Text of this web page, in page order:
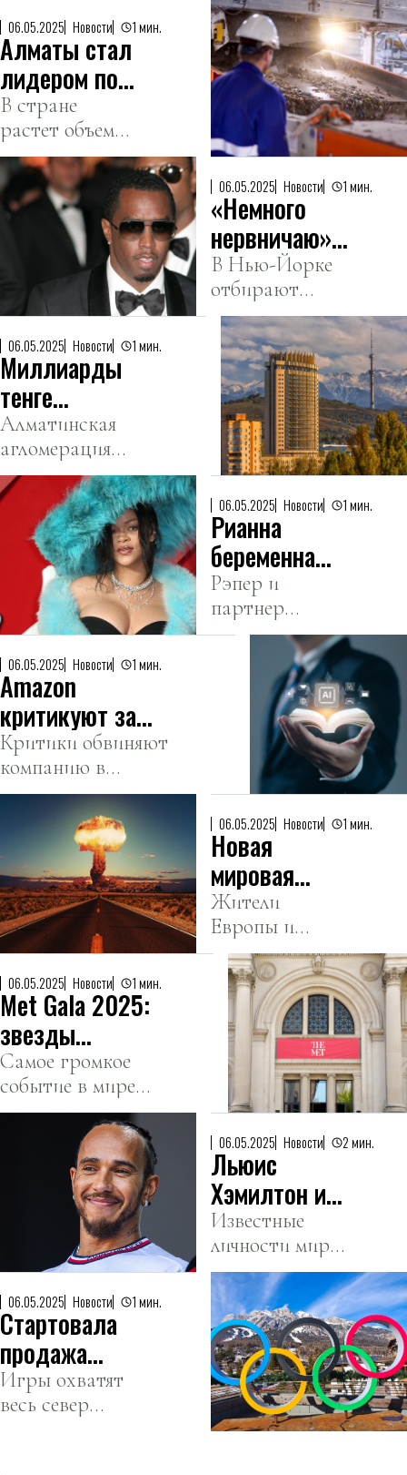
06.05.2025 Новости 1 мин.
Алматы стал
лидером по
сортировке
отходов в
Казахстане
В стране
растет объем
отходов.
06.05.2025 Новости 1 мин.
«Немного
нервничаю»:
P.Diddy в
первый день
отбора
присяжных в
суде
В Нью-Йорке
отбирают
присяжных по
делу Шона
Комбса о
торговле
людьми с
целью
сексуальной
06.05.2025 Новости 1 мин.
Миллиарды
тенге
вливаются в
туристический
сектор
Казахстана
Алматинская
агломерация
лидирует по
объему
инвестиций в
туристическую
отрасль
Казахстана
06.05.2025 Новости 1 мин.
Рианна
беременна
третьим
ребенком
Рэпер и
партнер
певицы A$AP
подтвердил эту
новость на Met
Gala 2025.
06.05.2025 Новости 1 мин.
Amazon
критикуют за
продажу книг о
СДВГ,
созданных ИИ
Критики обвиняют
компанию в
этической
безответственности.
06.05.2025 Новости 1 мин.
Новая
мировая
война
возможна в
ближайшие
10 лет —
опрос
Жители
Европы и
США боятся
глобального
военного
конфликта и
ядерного
оружия.
06.05.2025 Новости 1 мин.
Met Gala 2025:
звезды
поразили
своими
образами
Самое громкое
событие в мире
моды стало
настоящим
парадом
экстравагантных
нарядов, перьев
и галстуков.
06.05.2025 Новости 2 мин.
Льюис
Хэмилтон и
Фаррелл
Уильямс
возглавят
Met Gala
2025
Известные
личности мира
моды и
развлечений
соберутся на
Met Gala 2025,
чтобы отметить
мужскую моду
и черный
06.05.2025 Новости 1 мин.
Стартовала
продажа
билетов на
Олимпийские
Игры охватят
весь север